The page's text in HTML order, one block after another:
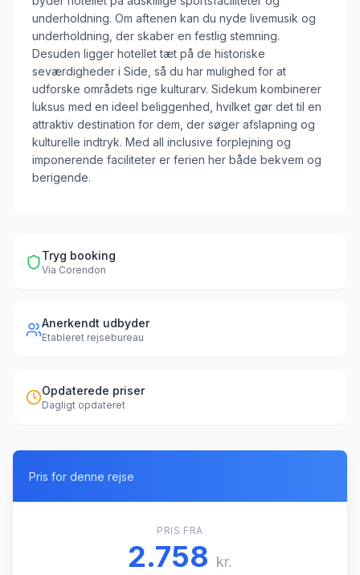
underholdning. Om aftenen kan du nyde livemusik og
underholdning, der skaber en festlig stemning.
Desuden ligger hotellet tæt på de historiske
seværdigheder i Side, så du har mulighed for at
udforske områdets rige kulturarv. Sidekum kombinerer
luksus med en ideel beliggenhed, hvilket gør det til en
attraktiv destination for dem, der søger afslapning og
kulturelle indtryk. Med all inclusive forplejning og
imponerende faciliteter er ferien her både bekvem og
berigende.
Tryg booking
Via Corendon
Anerkendt udbyder
Etableret rejsebureau
Opdaterede priser
Dagligt opdateret
Pris for denne rejse
PRIS FRA
2.758 kr.